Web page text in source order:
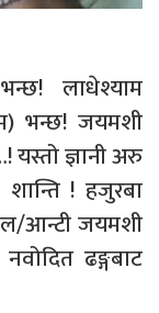
लाधेश्याम
भन्छ! जयमशी
ज्ञानी अरु
! हजुरबा
आन्टी जयमशी
ढङ्गबाट